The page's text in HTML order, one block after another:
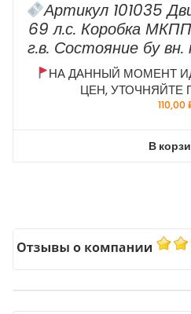
Артикул 101035
69 л.с. Коробка
г.в. Состояние бу
НА ДАННЫЙ МОМЕНТ
ЦЕН, УТОЧНЯЙТЕ
110,00
В